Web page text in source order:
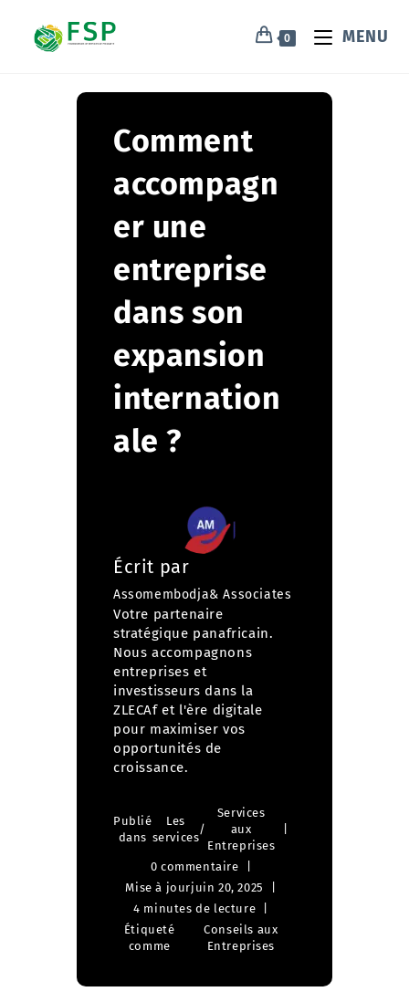
0 MENU
Comment
accompagn
er une
entreprise
dans son
expansion
internation
ale ?
Écrit par
Assomembodja& Associates
Votre partenaire
stratégique panafricain.
Nous accompagnons
entreprises et
investisseurs dans la
ZLECAf et l'ère digitale
pour maximiser vos
opportunités de
croissance.
Publié
dans
Les
services
/
Services
aux
Entreprises
0 commentaire
Mise à jourjuin 20, 2025
4 minutes de lecture
Étiqueté
comme
Conseils aux
Entreprises